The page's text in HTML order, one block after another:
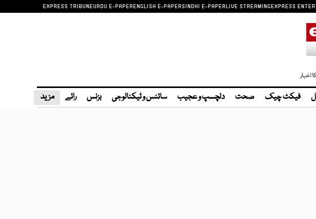
EXPRESS TRIBUNEURDU E-PAPERENGLISH E-PAPERSINDHI E-PAPERLIVE STREAMINGEXPRESS
اخبار
فیکٹ چیک صحت دلچسپ و عجیب سائنس و ٹیکنالوجی بزنس رائے مزید